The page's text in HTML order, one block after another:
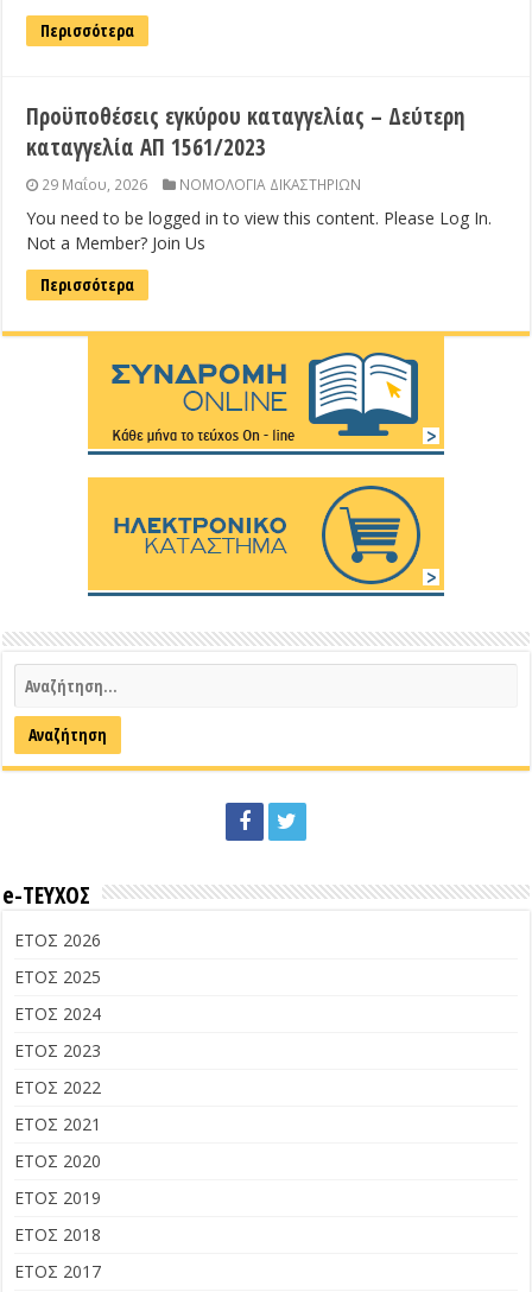
Περισσότερα
Προϋποθέσεις εγκύρου καταγγελίας – Δεύτερη
καταγγελία ΑΠ 1561/2023
29 Μαΐου, 2026 ΝΟΜΟΛΟΓΙΑ ΔΙΚΑΣΤΗΡΙΩΝ
You need to be logged in to view this content. Please Log In.
Not a Member? Join Us
Περισσότερα
e-ΤΕΥΧΟΣ
ΕΤΟΣ 2026
ΕΤΟΣ 2025
ΕΤΟΣ 2024
ΕΤΟΣ 2023
ΕΤΟΣ 2022
ΕΤΟΣ 2021
ΕΤΟΣ 2020
ΕΤΟΣ 2019
ΕΤΟΣ 2018
ΕΤΟΣ 2017